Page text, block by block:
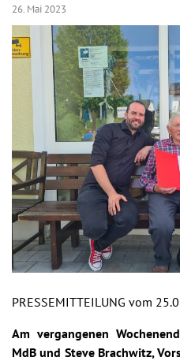
26. Mai 2023
PRESSEMITTEILUNG vom
Am vergangenen
MdB und Steve Brachwitz,